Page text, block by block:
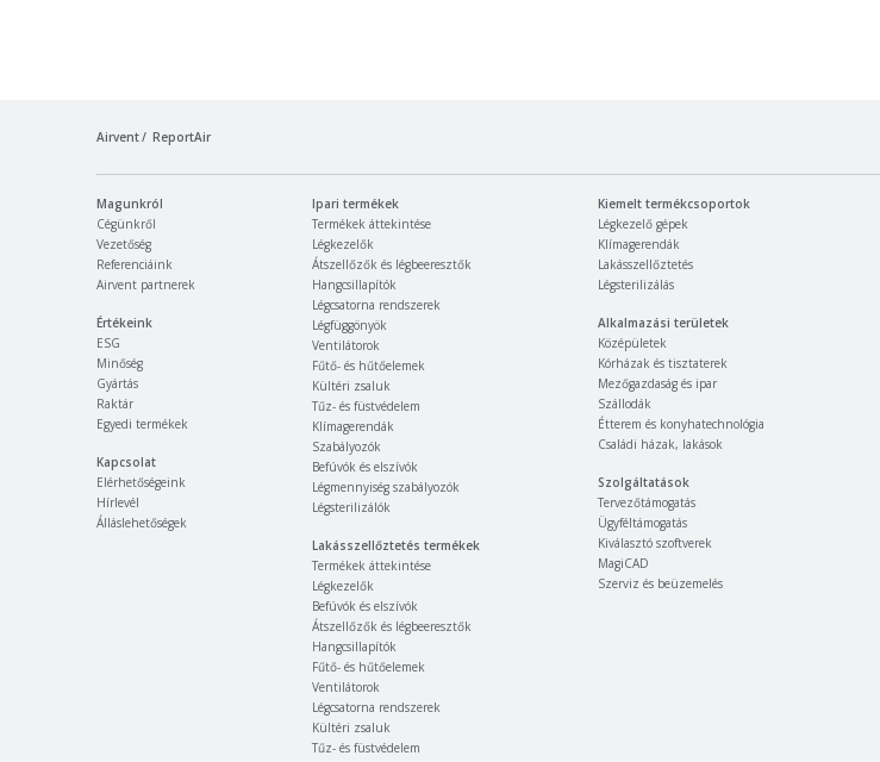
Airvent ReportAir
Magunkról
Cégünkről
Vezetőség
Referenciáink
Airvent partnerek
Értékeink
ESG
Minőség
Gyártás
Raktár
Egyedi termékek
Kapcsolat
Elérhetőségeink
Hírlevél
Álláslehetőségek
Ipari termékek
Termékek áttekintése
Légkezelők
Átszellőzők és légbeeresztők
Hangcsillapítók
Légcsatorna rendszerek
Légfüggönyök
Ventilátorok
Fűtő- és hűtőelemek
Kültéri zsaluk
Tűz- és füstvédelem
Klímagerendák
Szabályozók
Befúvók és elszívók
Légmennyiség szabályozók
Légsterilizálók
Lakásszellőztetés termékek
Termékek áttekintése
Légkezelők
Befúvók és elszívók
Átszellőzők és légbeeresztők
Hangcsillapítók
Fűtő- és hűtőelemek
Ventilátorok
Légcsatorna rendszerek
Kültéri zsaluk
Tűz- és füstvédelem
Kiemelt termékcsoportok
Légkezelő gépek
Klímagerendák
Lakásszellőztetés
Légsterilizálás
Alkalmazási területek
Középületek
Kórházak és tisztaterek
Mezőgazdaság és ipar
Szállodák
Étterem és konyhatechnológia
Családi házak, lakások
Szolgáltatások
Tervezőtámogatás
Ügyféltámogatás
Kiválasztó szoftverek
MagiCAD
Szerviz és beüzemelés